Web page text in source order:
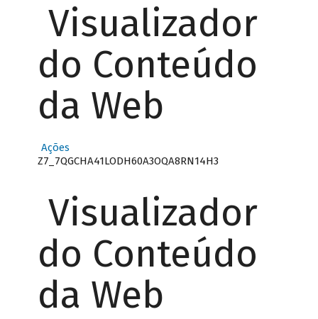
Visualizador
do Conteúdo
da Web
Ações
Z7_7QGCHA41LODH60A3OQA8RN14H3
Visualizador
do Conteúdo
da Web